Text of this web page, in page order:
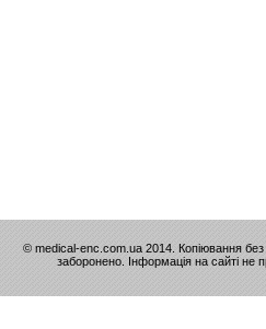
© medical-enc.com.ua 2014. Копіювання
заборонено. Інформація на сайті не